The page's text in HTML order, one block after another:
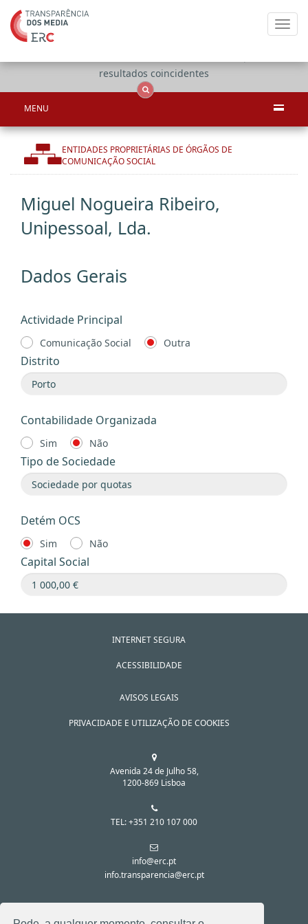
resultados coincidentes
MENU
ENTIDADES PROPRIETÁRIAS DE ÓRGÃOS DE
COMUNICAÇÃO SOCIAL
Miguel Nogueira Ribeiro,
Unipessoal, Lda.
Dados Gerais
Actividade Principal
Comunicação Social Outra
Distrito
Contabilidade Organizada
Sim Não
Tipo de Sociedade
Detém OCS
Sim Não
Capital Social
INTERNET SEGURA
ACESSIBILIDADE
AVISOS LEGAIS
PRIVACIDADE E UTILIZAÇÃO DE COOKIES
Avenida 24 de Julho 58,
1200-869 Lisboa
TEL: +351 210 107 000
info@erc.pt
info.transparencia@erc.pt